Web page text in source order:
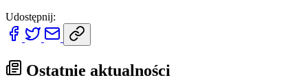
Udostępnij:
Ostatnie aktualności